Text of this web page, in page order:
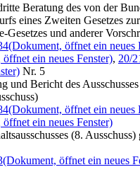
Beratung des von der
eines Zweiten Gesetzes
Gesetzes und anderer
(Dokument, öffnet ein neues
ein neues Fenster), 20/
Nr. 5
und Bericht des
(Dokument, öffnet ein neues
ein neues Fenster)
(8.
(Dokument, öffnet ein neues